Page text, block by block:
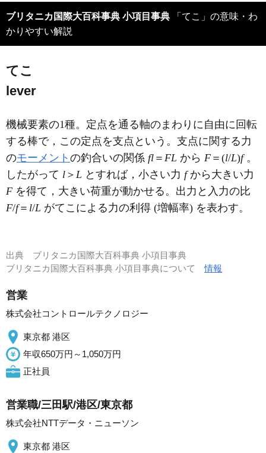
ブリタニカ国際大百科事典 小項目事典 「てこ」の意味・わ
かりやすい解説
てこ
lever
機械要素の1種。定点を通る軸のまわりに自由に回転
する棒で，この定点を支点という。支点に関する力
のモーメント の釣合いの関係 fl ＝ FL から F ＝(l/L)f。
したがって l ＞ L とすれば，小さい力 fから大きい力
F を得て，大きい荷重が動かせる。出力と入力の比
F/f＝ l/L がてこによる力の利得 (増幅率) を表わす。
出典 ブリタニカ国際大百科事典 小項目事典
ブリタニカ国際大百科事典 小項目事典について情報
営業
株式会社コントロールテクノロジー
東京都 港区
年収650万円～1,050万円
正社員
営業職/三田駅/港区/東京都
株式会社NTTデータ・ニューソン
東京都 港区